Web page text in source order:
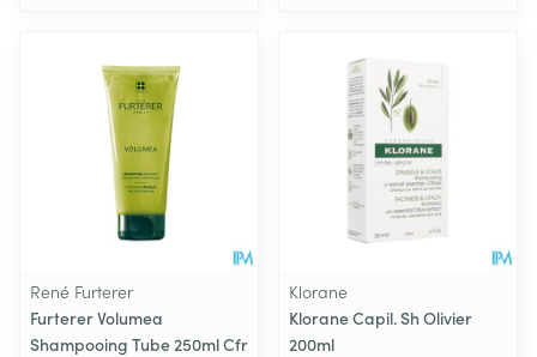
René Furterer
Furterer Volumea
Shampooing Tube 250ml Cfr
Klorane
Klorane Capil. Sh Olivier
200ml